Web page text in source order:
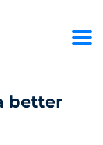
better